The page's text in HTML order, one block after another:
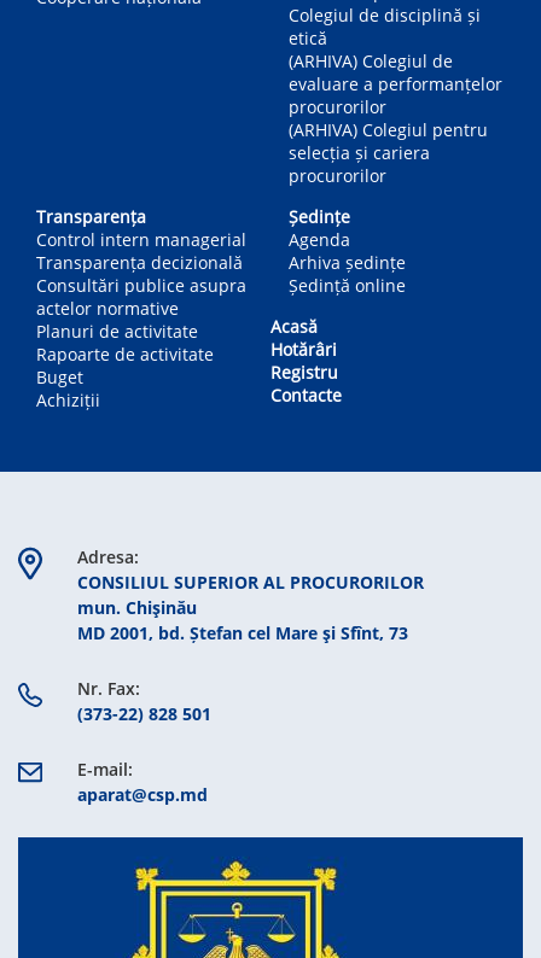
Colegiul de disciplină și
etică
(ARHIVA) Colegiul de
evaluare a performanțelor
procurorilor
(ARHIVA) Colegiul pentru
selecția și cariera
procurorilor
Transparența
Control intern managerial
Transparența decizională
Consultări publice asupra
actelor normative
Planuri de activitate
Rapoarte de activitate
Buget
Achiziții
Ședințe
Agenda
Arhiva ședințe
Ședință online
Acasă
Hotărâri
Registru
Contacte
Adresa:
CONSILIUL SUPERIOR AL PROCURORILOR
mun. Chişinău
MD 2001, bd. Ștefan cel Mare şi Sfînt, 73
Nr. Fax:
(373-22) 828 501
E-mail:
aparat@csp.md